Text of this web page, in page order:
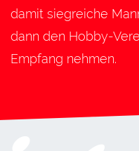
damit siegreiche
dann den Hobby-
Empfang nehmen.